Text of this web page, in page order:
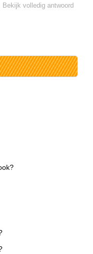
Bekijk volledig antwoord